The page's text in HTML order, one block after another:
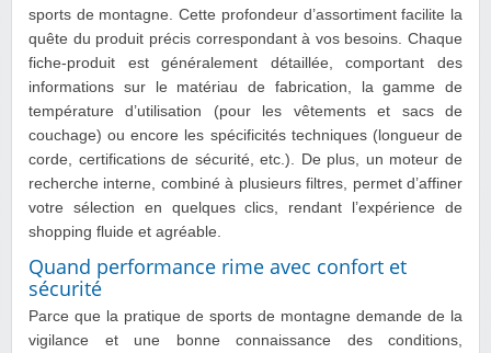
sports de montagne. Cette profondeur d’assortiment facilite la
quête du produit précis correspondant à vos besoins. Chaque
fiche-produit est généralement détaillée, comportant des
informations sur le matériau de fabrication, la gamme de
température d’utilisation (pour les vêtements et sacs de
couchage) ou encore les spécificités techniques (longueur de
corde, certifications de sécurité, etc.). De plus, un moteur de
recherche interne, combiné à plusieurs filtres, permet d’affiner
votre sélection en quelques clics, rendant l’expérience de
shopping fluide et agréable.
Quand performance rime avec confort et
sécurité
Parce que la pratique de sports de montagne demande de la
vigilance et une bonne connaissance des conditions,